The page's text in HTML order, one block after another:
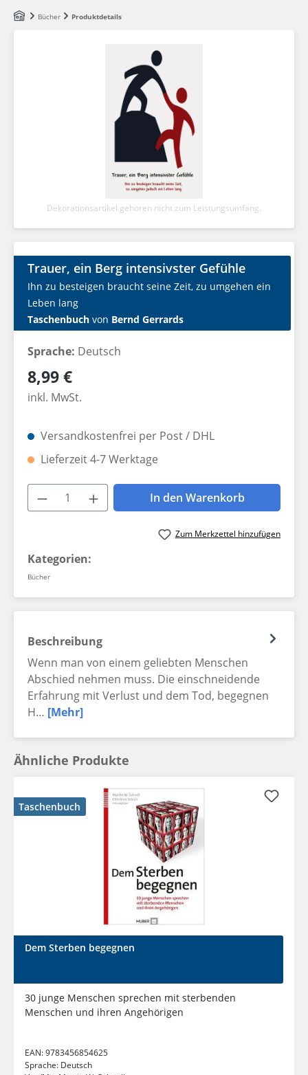
Zum Hauptinhalt springen
Bücher Produktdetails
Dekorationsartikel gehören nicht zum Leistungsumfang.
Trauer, ein Berg intensivster Gefühle
Ihn zu besteigen braucht seine Zeit, zu umgehen ein
Leben lang
Taschenbuch von Bernd Gerrards
Sprache: Deutsch
Regulärer Preis:
8,99 €
inkl. MwSt.
Versandkostenfrei per Post / DHL
Lieferzeit 4-7 Werktage
Produkt Anzahl: Gib den
In den Warenkorb
Zum Merkzettel hinzufügen
Kategorien:
Bücher
Beschreibung
Wenn man von einem geliebten Menschen
Abschied nehmen muss. Die einschneidende
Erfahrung mit Verlust und dem Tod, begegnen
H… [Mehr]
Ähnliche Produkte
Taschenbuch
Dem Sterben begegnen
30 junge Menschen sprechen mit sterbenden
Menschen und ihren Angehörigen
EAN:9783456854625
Sprache: Deutsch